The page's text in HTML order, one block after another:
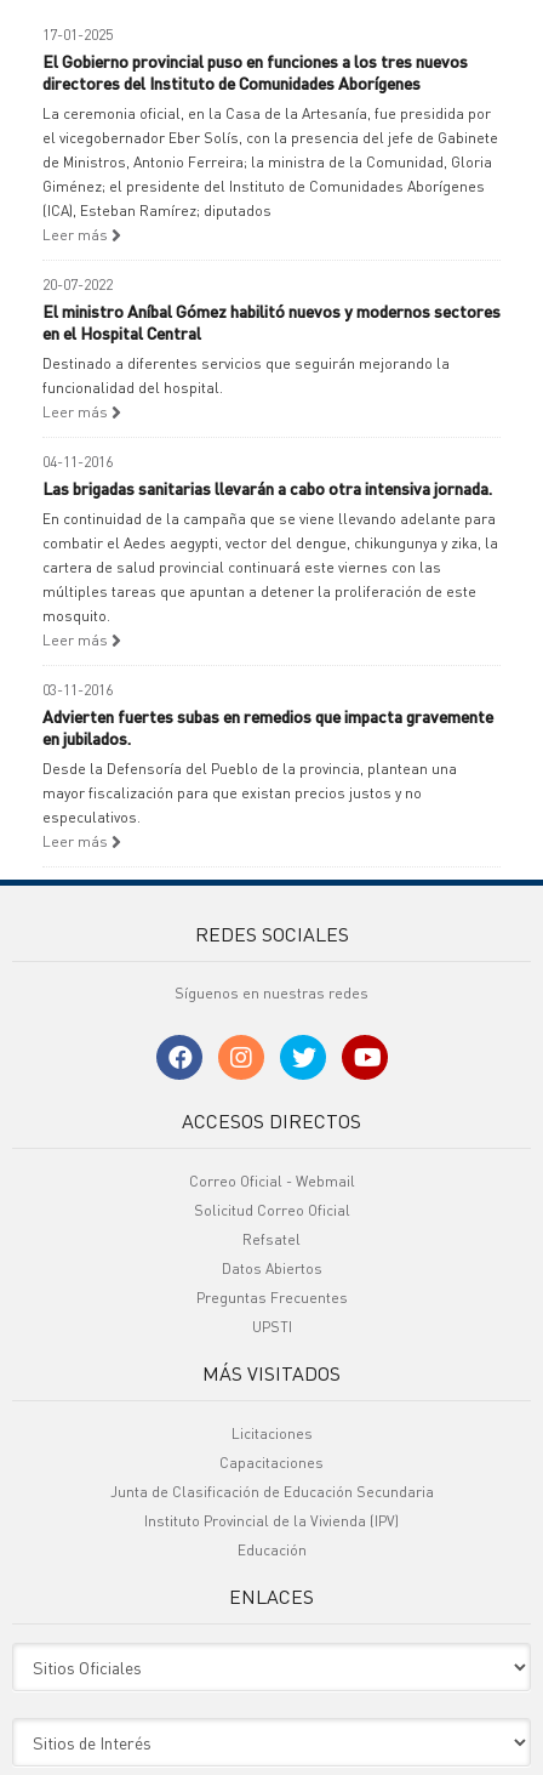
17-01-2025
El Gobierno provincial puso en funciones a los tres nuevos
directores del Instituto de Comunidades Aborígenes
La ceremonia oficial, en la Casa de la Artesanía, fue presidida por
el vicegobernador Eber Solís, con la presencia del jefe de Gabinete
de Ministros, Antonio Ferreira; la ministra de la Comunidad, Gloria
Giménez; el presidente del Instituto de Comunidades Aborígenes
(ICA), Esteban Ramírez; diputados
Leer más
20-07-2022
El ministro Aníbal Gómez habilitó nuevos y modernos sectores
en el Hospital Central
Destinado a diferentes servicios que seguirán mejorando la
funcionalidad del hospital.
Leer más
04-11-2016
Las brigadas sanitarias llevarán a cabo otra intensiva jornada.
En continuidad de la campaña que se viene llevando adelante para
combatir el Aedes aegypti, vector del dengue, chikungunya y zika, la
cartera de salud provincial continuará este viernes con las
múltiples tareas que apuntan a detener la proliferación de este
mosquito.
Leer más
03-11-2016
Advierten fuertes subas en remedios que impacta gravemente
en jubilados.
Desde la Defensoría del Pueblo de la provincia, plantean una
mayor fiscalización para que existan precios justos y no
especulativos.
Leer más
REDES SOCIALES
Síguenos en nuestras redes
ACCESOS DIRECTOS
Correo Oficial - Webmail
Solicitud Correo Oficial
Refsatel
Datos Abiertos
Preguntas Frecuentes
UPSTI
MÁS VISITADOS
Licitaciones
Capacitaciones
Junta de Clasificación de Educación Secundaria
Instituto Provincial de la Vivienda (IPV)
Educación
ENLACES